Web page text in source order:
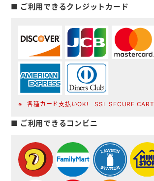
■ ご利用できるクレジットカード
各種カード支払いOK! SSL SECURE CART
■ ご利用できるコンビニ